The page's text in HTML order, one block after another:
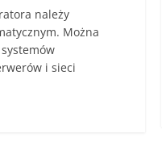
należy
Można
i sieci